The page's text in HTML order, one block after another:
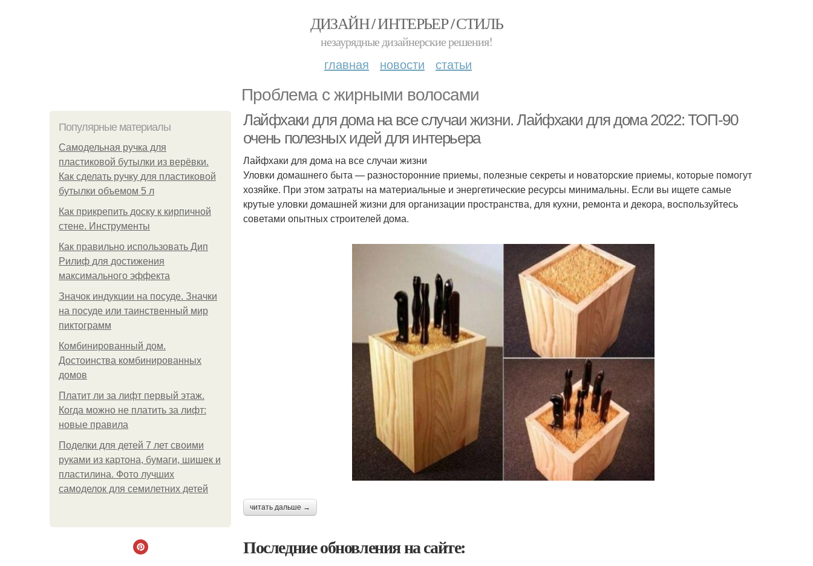
ДИЗАЙН / ИНТЕРЬЕР / СТИЛЬ
незаурядные дизайнерские решения!
главная новости статьи
Проблема с жирными волосами
Популярные материалы
Самодельная ручка для
пластиковой бутылки из верёвки.
Как сделать ручку для пластиковой
бутылки объемом 5 л
Как прикрепить доску к кирпичной
стене. Инструменты
Как правильно использовать Дип
Рилиф для достижения
максимального эффекта
Значок индукции на посуде. Значки
на посуде или таинственный мир
пиктограмм
Комбинированный дом.
Достоинства комбинированных
домов
Платит ли за лифт первый этаж.
Когда можно не платить за лифт:
новые правила
Поделки для детей 7 лет своими
руками из картона, бумаги, шишек и
пластилина. Фото лучших
самоделок для семилетних детей
Лайфхаки для дома на все случаи жизни. Лайфхаки для дома 2022: ТОП-90
очень полезных идей для интерьера
Лайфхаки для дома на все случаи жизни
Уловки домашнего быта — разносторонние приемы, полезные секреты и новаторские приемы, которые помогут
хозяйке. При этом затраты на материальные и энергетические ресурсы минимальны. Если вы ищете самые
крутые уловки домашней жизни для организации пространства, для кухни, ремонта и декора, воспользуйтесь
советами опытных строителей дома.
читать дальше →
Последние обновления на сайте: